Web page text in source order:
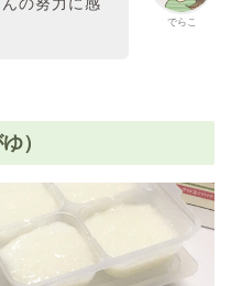
でらこ
の努力に感
）